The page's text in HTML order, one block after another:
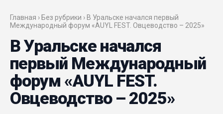
Главная › Без рубрики › В Уральске начался первый
Международный форум «AUYL FEST. Овцеводство – 2025»
В Уральске начался
первый Международный
форум «AUYL FEST.
Овцеводство – 2025»